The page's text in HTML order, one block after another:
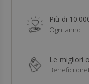
Più di
Ogni anno
Le migliori
Benefici